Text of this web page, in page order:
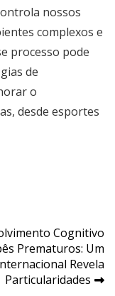
nossos
complexos e
processo pode
de
o
desde esportes
Cognitivo
Prematuros: Um
Revela
Particularidades